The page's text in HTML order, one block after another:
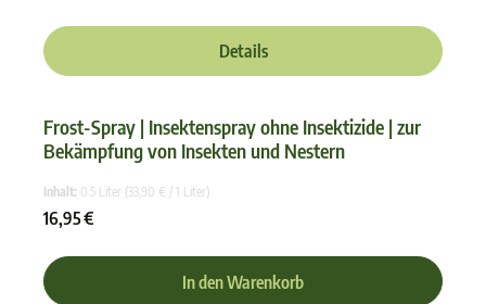
Details
Durchschnittliche
Frost-Spray | Insektenspray ohne Insektizide | zur
Bekämpfung von Insekten und Nestern
Inhalt: 0.5 Liter (33,90 € / 1 Liter)
16,95 €
In den Warenkorb